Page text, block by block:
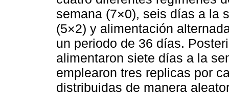
semana (7×0), seis días a la
(5×2) y alimentación
un periodo de 36 días.
alimentaron siete días a la
emplearon tres replicas por
distribuidas de manera